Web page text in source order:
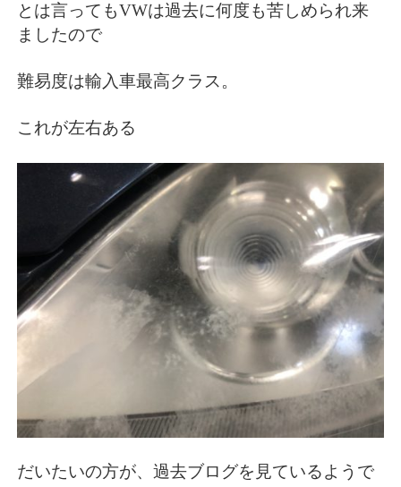
とは言ってもVWは過去に何度も苦しめられ来
ましたので
難易度は輸入車最高クラス。
これが左右ある
だいたいの方が、過去ブログを見ているようで